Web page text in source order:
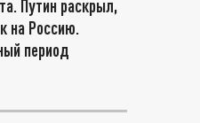
Путин раскрыл,
на Россию.
период